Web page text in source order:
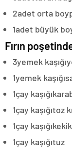
2adet orta boy
1adet büyük
Fırın
3yemek kaşığı
1yemek kaşığı
1çay kaşığı
1çay kaşığıtoz
1çay kaşığıkekik
1çay kaşığıtuz